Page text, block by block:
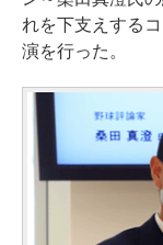
れを下支えする
演を行った。